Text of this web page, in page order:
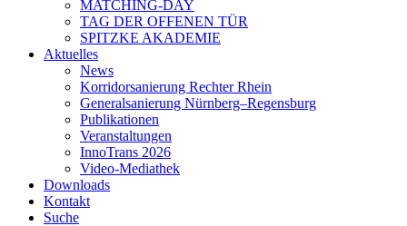
MATCHING-DAY
TAG DER OFFENEN TÜR
SPITZKE AKADEMIE
Aktuelles
News
Korridorsanierung Rechter Rhein
Generalsanierung Nürnberg–Regensburg
Publikationen
Veranstaltungen
InnoTrans 2026
Video-Mediathek
Downloads
Kontakt
Suche